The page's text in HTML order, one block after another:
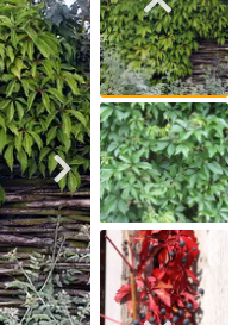
Zum nächsten Bild
Zum vorigen Bild